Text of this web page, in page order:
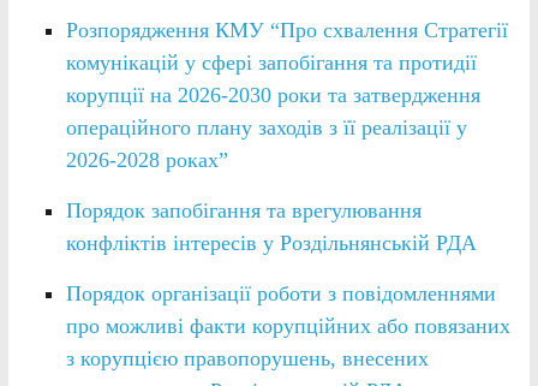
Розпорядження КМУ “Про схвалення Стратегії
комунікацій у сфері запобігання та протидії
корупції на 2026-2030 роки та затвердження
операційного плану заходів з її реалізації у
2026-2028 роках”
Порядок запобігання та врегулювання
конфліктів інтересів у Роздільнянській РДА
Порядок організації роботи з повідомленнями
про можливі факти корупційних або повязаних
з корупцією правопорушень, внесених